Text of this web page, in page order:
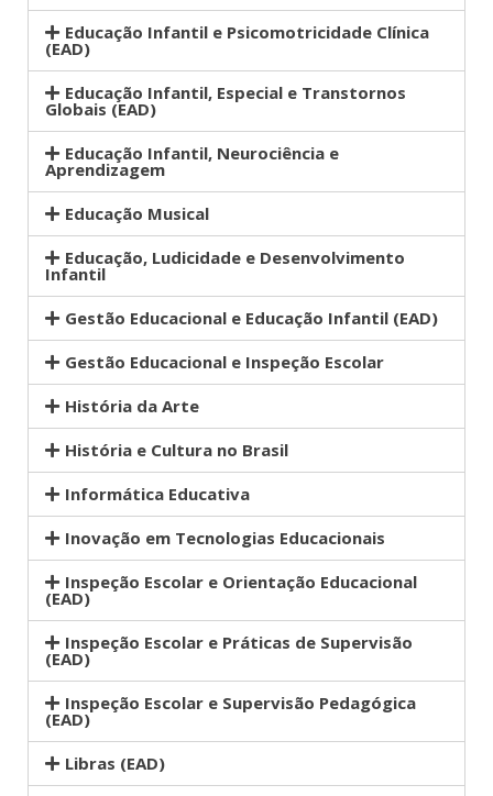
Educação Infantil e Psicomotricidade Clínica
(EAD)
Educação Infantil, Especial e Transtornos
Globais (EAD)
Educação Infantil, Neurociência e
Aprendizagem
Educação Musical
Educação, Ludicidade e Desenvolvimento
Infantil
Gestão Educacional e Educação Infantil (EAD)
Gestão Educacional e Inspeção Escolar
História da Arte
História e Cultura no Brasil
Informática Educativa
Inovação em Tecnologias Educacionais
Inspeção Escolar e Orientação Educacional
(EAD)
Inspeção Escolar e Práticas de Supervisão
(EAD)
Inspeção Escolar e Supervisão Pedagógica
(EAD)
Libras (EAD)